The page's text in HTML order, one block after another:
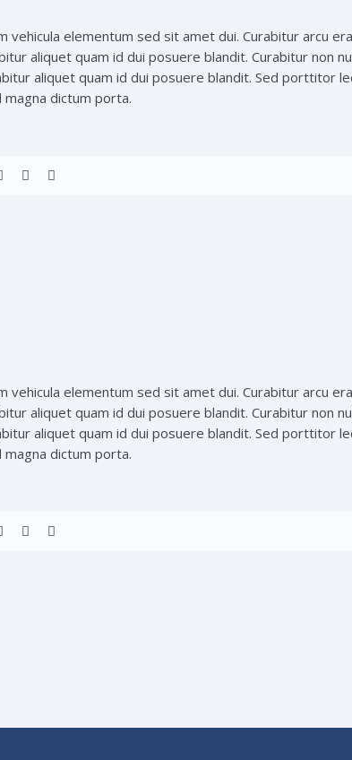
vehicula elementum sed sit amet dui. Curabitur arcu
aliquet quam id dui posuere blandit. Curabitur non
aliquet quam id dui posuere blandit. Sed porttitor
magna dictum porta.
vehicula elementum sed sit amet dui. Curabitur arcu
aliquet quam id dui posuere blandit. Curabitur non
aliquet quam id dui posuere blandit. Sed porttitor
magna dictum porta.